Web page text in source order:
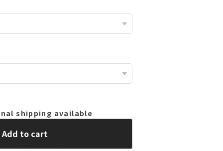
shipping available
Add to cart